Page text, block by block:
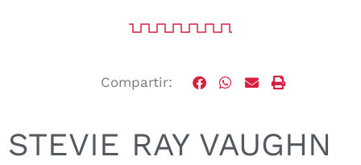
Compartir:
STEVIE RAY VAUGHN